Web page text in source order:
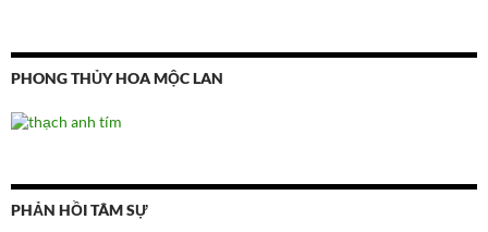
PHONG THỦY HOA MỘC LAN
PHẢN HỒI TÂM SỰ